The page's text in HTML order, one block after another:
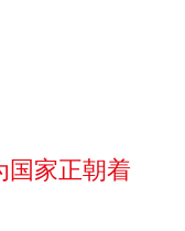
国家正朝着